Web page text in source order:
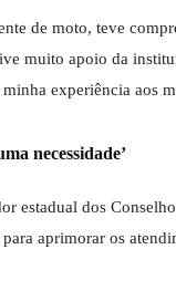
de moto, teve
muito apoio da
experiência aos
necessidade’
estadual dos
aprimorar os